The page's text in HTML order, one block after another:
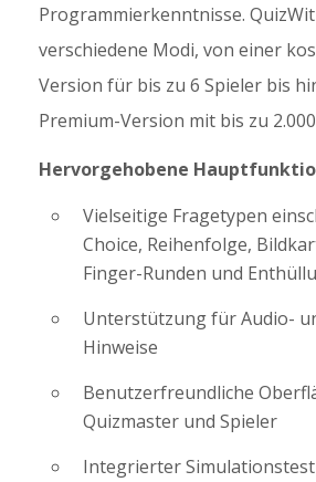
Programmierkenntnisse.
verschiedene Modi, von einer
Version für bis zu 6 Spieler bis
Premium-Version mit bis zu
Hervorgehobene
Vielseitige Fragetypen
Choice, Reihenfolge,
Finger-Runden und
Unterstützung für Audio-
Hinweise
Benutzerfreundliche
Quizmaster und Spieler
Integrierter